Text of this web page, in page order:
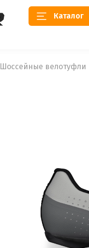
Каталог
Шоссейные велотуфли